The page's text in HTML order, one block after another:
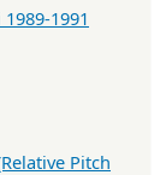
1991
Pitch